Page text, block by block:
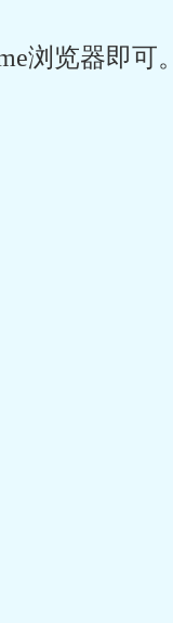
浏览器即可。